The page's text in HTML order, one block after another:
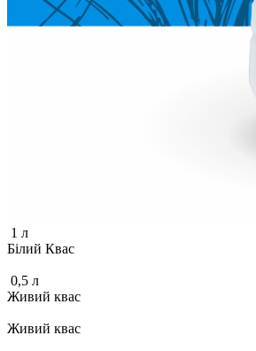
1 л
Білий Квас
0,5 л
Живий квас
Живий квас